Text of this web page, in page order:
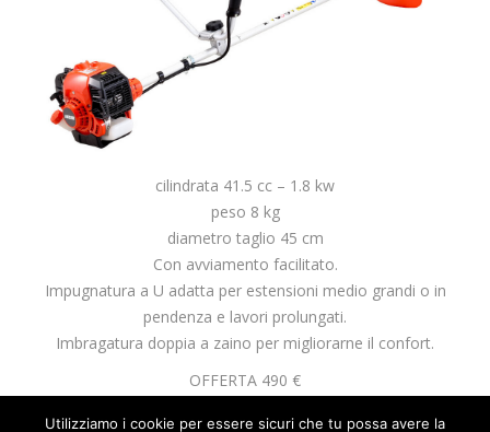
cilindrata 41.5 cc – 1.8 kw
peso 8 kg
diametro taglio 45 cm
Con avviamento facilitato.
Impugnatura a U adatta per estensioni medio grandi o in
pendenza e lavori prolungati.
Imbragatura doppia a zaino per migliorarne il confort.
OFFERTA 490 €
Utilizziamo i cookie per essere sicuri che tu possa avere la